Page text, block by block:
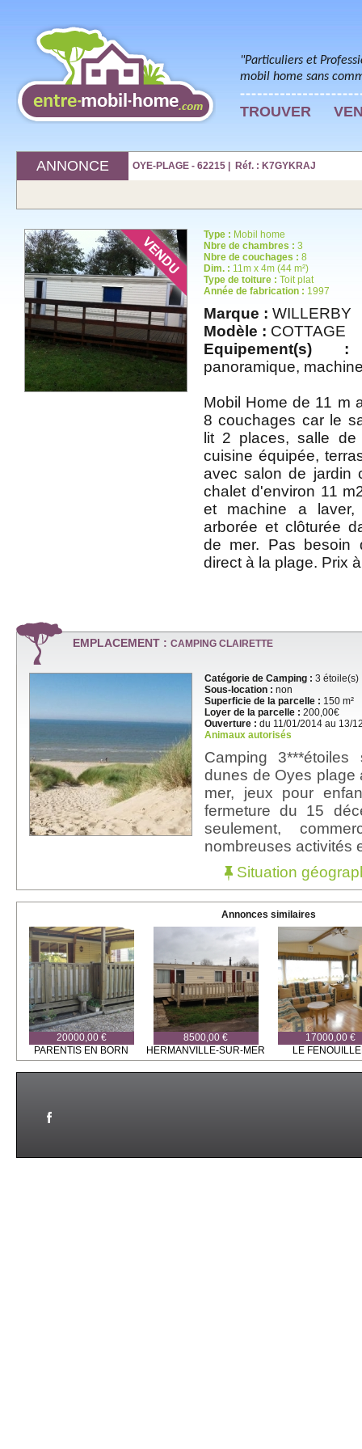
"Particuliers et
mobil home sans
TROUVER
ANNONCE OYE-PLAGE - 62215 | Réf. : K7GYKRAJ
Type : Mobil home
Nbre de chambres : 3
Nbre de couchages : 8
Dim. : 11m x 4m (44 m²)
Type de toiture : Toit plat
Année de fabrication : 1997
Marque : WILLERBY
Modèle : COTTAGE
Equipement(s) :
panoramique,
Mobil Home de 11 m
8 couchages car le
lit 2 places, salle
cuisine équipée,
avec salon de jardin
chalet d'environ 11
et machine a
arborée et clôturée
de mer. Pas besoin
direct à la plage. Prix
EMPLACEMENT : CAMPING CLAIRETTE
Catégorie de Camping : 3 étoile(s)
Sous-location : non
Superficie de la parcelle : 150 m²
Loyer de la parcelle : 200,00€
Ouverture : du 11/01/2014 au 13/
Animaux autorisés
Camping
dunes de Oyes plage
mer, jeux pour
fermeture du 15
seulement,
nombreuses activités
Situation
Annonces similaires
20000,00 €
PARENTIS EN BORN
8500,00 €
HERMANVILLE-SUR-MER
17000,00 €
LE